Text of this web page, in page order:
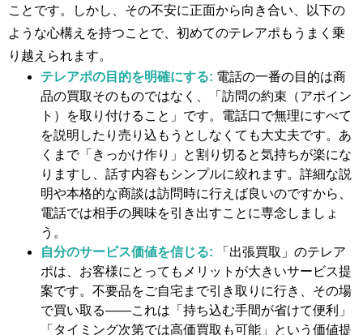
ことです。しかし、その不安に正面から向き合い、以下の
ような心構えを持つことで、初めてのテレアポもうまく乗
り越えられます。
テレアポの目的を明確にする: 電話の一番の目的は商
品の買取そのものではなく、「訪問の約束（アポイン
ト）を取り付けること」です。電話口で無理にすべて
を説明したり売り込もうとしなくても大丈夫です。あ
くまで「きっかけ作り」と割り切ると気持ちが楽にな
りますし、話す内容もシンプルに絞れます。詳細な説
明や本格的な商談は訪問時に行えば良いのですから、
電話では相手の興味を引き出すことに専念しましょ
う。
自分のサービス価値を信じる: 「出張買取」のテレア
ポは、お客様にとってもメリットが大きいサービス提
案です。不要品をご自宅まで引き取りに行き、その場
で買い取る――これは「持ち込む手間が省けて便利」
「タイミング次第では高価買取も可能」という価値提